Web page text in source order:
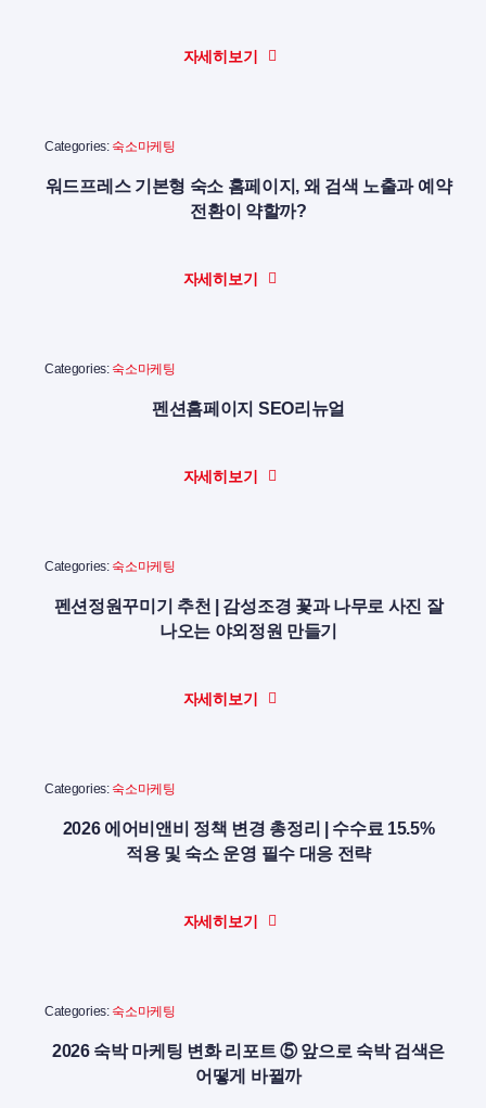
자세히보기
Categories: 숙소마케팅
워드프레스 기본형 숙소 홈페이지, 왜 검색 노출과 예약
전환이 약할까?
자세히보기
Categories: 숙소마케팅
펜션홈페이지 SEO리뉴얼
자세히보기
Categories: 숙소마케팅
펜션정원꾸미기 추천 | 감성조경 꽃과 나무로 사진 잘
나오는 야외정원 만들기
자세히보기
Categories: 숙소마케팅
2026 에어비앤비 정책 변경 총정리 | 수수료 15.5%
적용 및 숙소 운영 필수 대응 전략
자세히보기
Categories: 숙소마케팅
2026 숙박 마케팅 변화 리포트 ⑤ 앞으로 숙박 검색은
어떻게 바뀔까